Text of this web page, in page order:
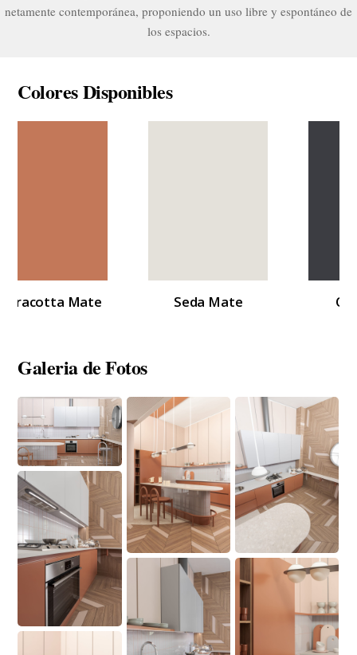
netamente contemporánea, proponiendo un uso libre y espontáneo de
los espacios.
Colores Disponibles
Galeria de Fotos